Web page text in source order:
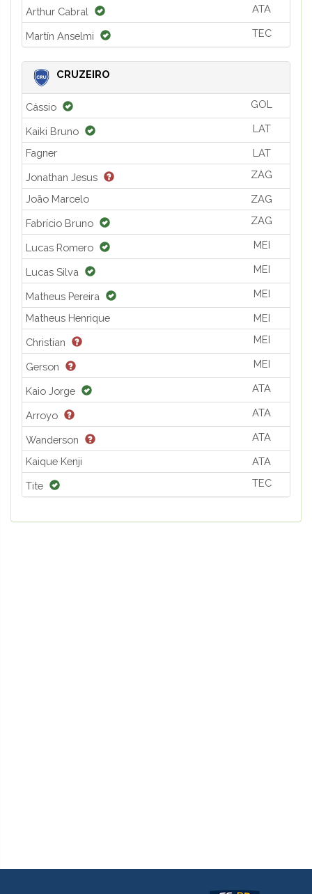
Arthur Cabral ATA
Martín Anselmi TEC
CRUZEIRO
Cássio GOL
Kaiki Bruno LAT
Fagner LAT
Jonathan Jesus ZAG
João Marcelo ZAG
Fabrício Bruno ZAG
Lucas Romero MEI
Lucas Silva MEI
Matheus Pereira MEI
Matheus Henrique MEI
Christian MEI
Gerson MEI
Kaio Jorge ATA
Arroyo ATA
Wanderson ATA
Kaique Kenji ATA
Tite TEC